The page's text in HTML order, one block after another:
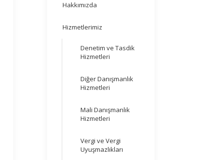
Hakkımızda
Hizmetlerimiz
Denetim ve Tasdik
Hizmetleri
Diğer Danışmanlık
Hizmetleri
Mali Danışmanlık
Hizmetleri
Vergi ve Vergi
Uyuşmazlıkları